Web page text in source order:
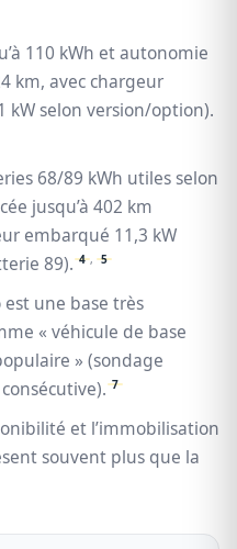
110 kWh et autonomie
km, avec chargeur
kW selon version/option).
68/89 kWh utiles selon
jusqu’à 402 km
embarqué 11,3 kW
89). 4 , 5
est une base très
« véhicule de base
» (sondage
7
et l’immobilisation
souvent plus que la